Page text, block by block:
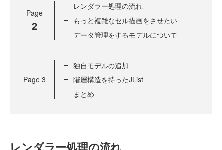
Page
2
レンダラー処理の流れ
もっと複雑なセル描画をさせたい
データ管理をするモデルについて
Page 3
独自モデルの追加
階層構造を持ったJList
まとめ
レンダラー処理の流れ